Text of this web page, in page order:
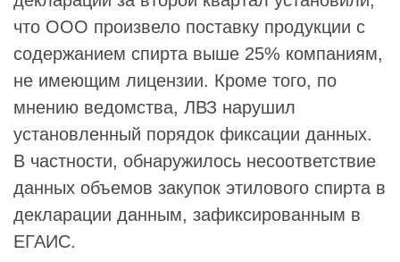
что ООО произвело поставку продукции с
содержанием спирта выше 25% компаниям,
не имеющим лицензии. Кроме того, по
мнению ведомства, ЛВЗ нарушил
установленный порядок фиксации данных.
В частности, обнаружилось несоответствие
данных объемов закупок этилового спирта в
декларации данным, зафиксированным в
ЕГАИС.